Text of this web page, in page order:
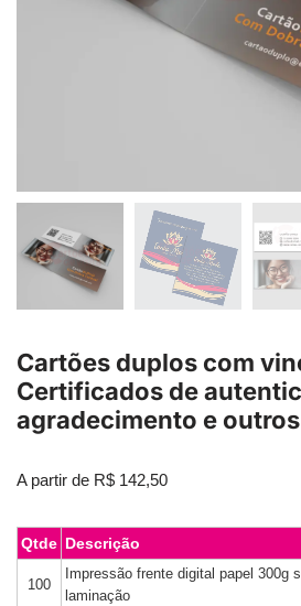
Cartões duplos com
Certificados de
agradecimento e outros
A partir de R$ 142,50
Qtde Descrição
100
Impressão frente digital papel 300g
laminação